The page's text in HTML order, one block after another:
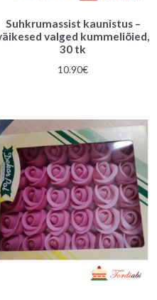
Suhkrumassist kaunistus –
valged kummeliõied,
30 tk
10.90€